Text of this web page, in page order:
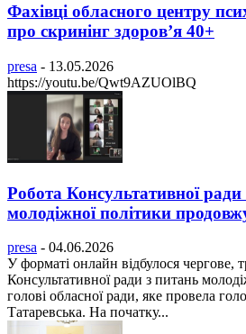
Фахівці обласного центру
про скринінг здоровʼя 40+
presa - 13.05.2026
https://youtu.be/Qwt9AZUOlBQ
Робота Консультативної
молодіжної політики
presa - 04.06.2026
У форматі онлайн відбулося чергове,
Консультативної ради з питань
голові обласної ради, яке провела
Татаревська. На початку...